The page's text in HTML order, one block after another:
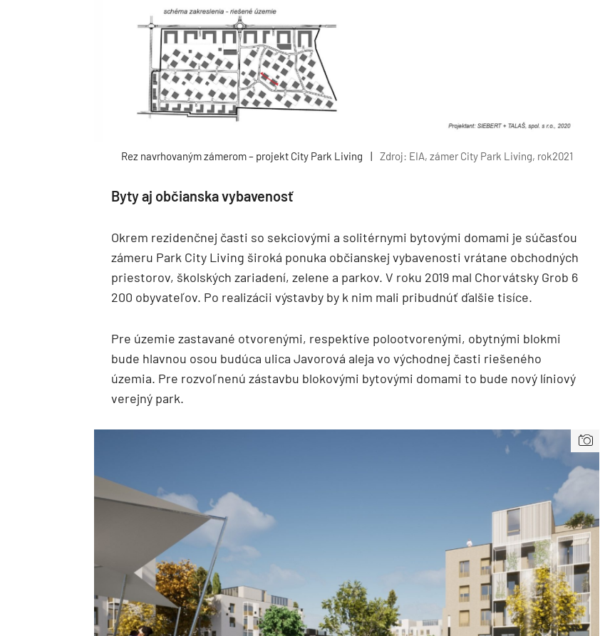
Rez navrhovaným zámerom – projekt City Park Living | Zdroj: EIA, zámer City Park Living, rok2021
Byty aj občianska vybavenosť
Okrem rezidenčnej časti so sekciovými a solitérnymi bytovými domami je súčasťou
zámeru Park City Living široká ponuka občianskej vybavenosti vrátane obchodných
priestorov, školských zariadení, zelene a parkov. V roku 2019 mal Chorvátsky Grob 6
200 obyvateľov. Po realizácii výstavby by k nim mali pribudnúť ďalšie tisíce.
Pre územie zastavané otvorenými, respektíve polootvorenými, obytnými blokmi
bude hlavnou osou budúca ulica Javorová aleja vo východnej časti riešeného
územia. Pre rozvoľnenú zástavbu blokovými bytovými domami to bude nový líniový
verejný park.